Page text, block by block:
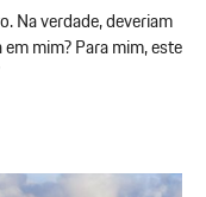
Na verdade, deveriam
mim? Para mim, este